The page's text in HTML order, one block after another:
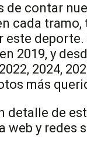
de contar
cada
este
2019, y
2024,
más
detalle de
web y redes